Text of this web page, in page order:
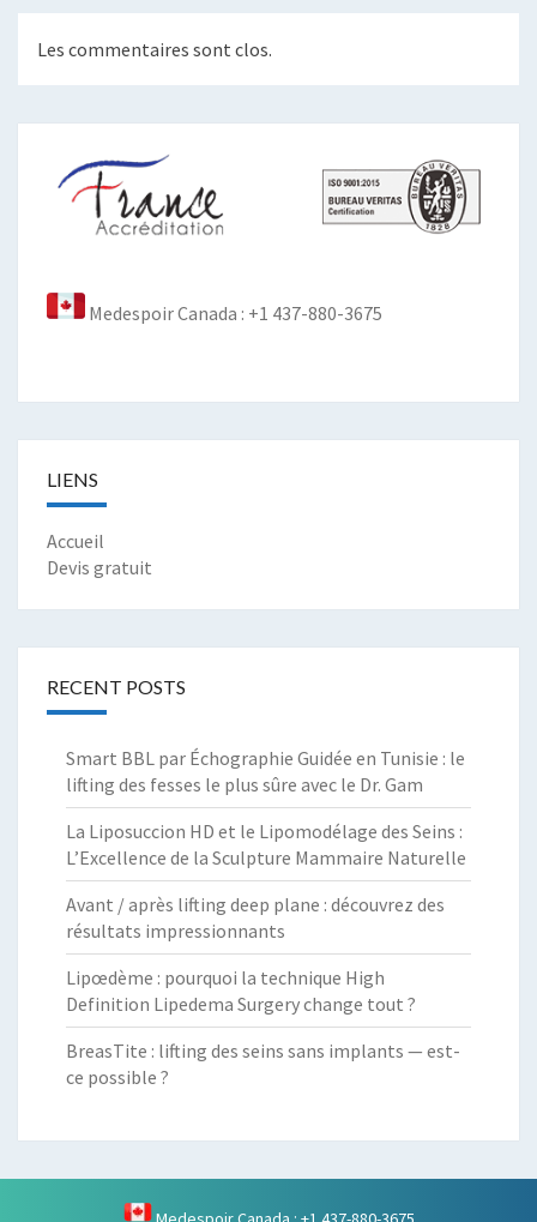
Les commentaires sont clos.
Medespoir Canada : +1 437-880-3675
LIENS
Accueil
Devis gratuit
RECENT POSTS
Smart BBL par Échographie Guidée en Tunisie : le
lifting des fesses le plus sûre avec le Dr. Gam
La Liposuccion HD et le Lipomodélage des Seins :
L’Excellence de la Sculpture Mammaire Naturelle
Avant / après lifting deep plane : découvrez des
résultats impressionnants
Lipœdème : pourquoi la technique High
Definition Lipedema Surgery change tout ?
BreasTite : lifting des seins sans implants — est-
ce possible ?